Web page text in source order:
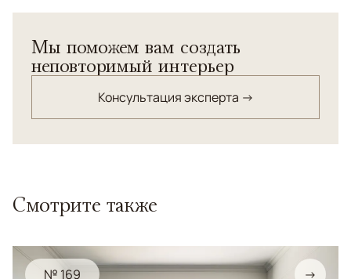
Мы поможем вам создать
неповторимый интерьер
Консультация эксперта →
Смотрите также
№ 169 →